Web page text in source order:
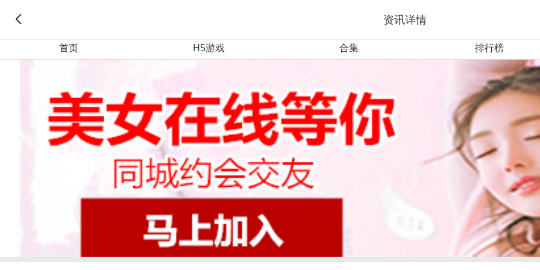
资讯详情
首页 H5游戏 合集 排行榜